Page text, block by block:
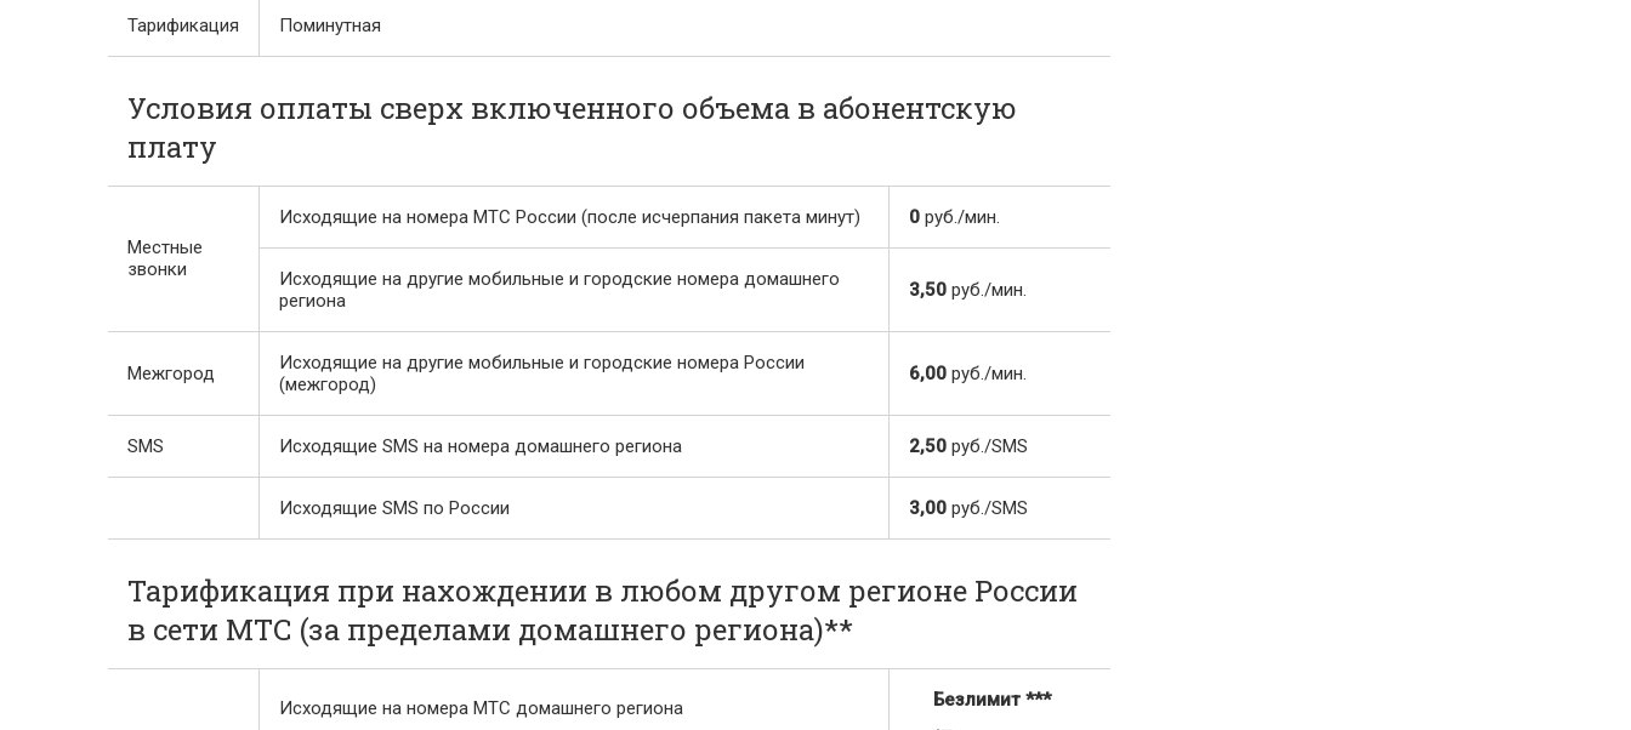
Тарификация Поминутная
Условия оплаты сверх включенного объема в абонентскую
плату
Местные
звонки
Исходящие на номера МТС России (после исчерпания пакета минут) 0 руб./мин.
Исходящие на другие мобильные и городские номера домашнего
региона
3,50 руб./мин.
Межгород
Исходящие на другие мобильные и городские номера России
(межгород)
6,00 руб./мин.
SMS Исходящие SMS на номера домашнего региона 2,50 руб./SMS
Исходящие SMS по России 3,00 руб./SMS
Тарификация при нахождении в любом другом регионе России
в сети МТС (за пределами домашнего региона)**
Исходящие на номера МТС домашнего региона Безлимит ***